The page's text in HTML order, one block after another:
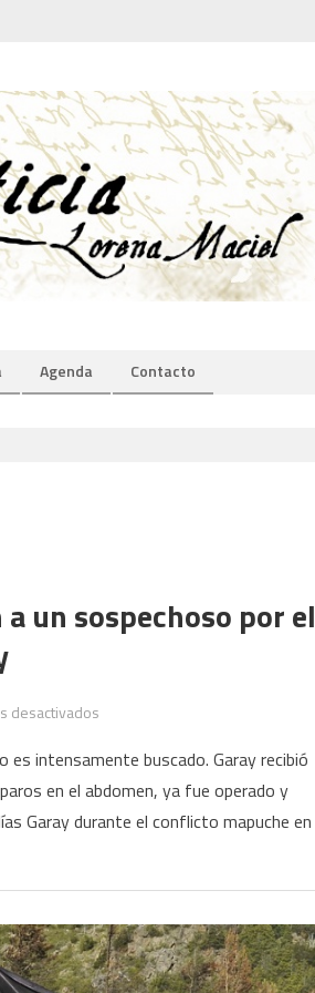
Agenda Contacto
un sospechoso por el
desactivados
mapuche
en
El
un
sospechoso
por
intensamente buscado. Garay recibió
en el abdomen, ya fue operado y
Garay durante el conflicto mapuche en